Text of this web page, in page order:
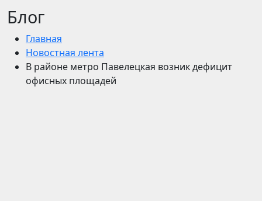
Блог
Главная
Новостная лента
В районе метро Павелецкая возник дефицит
офисных площадей